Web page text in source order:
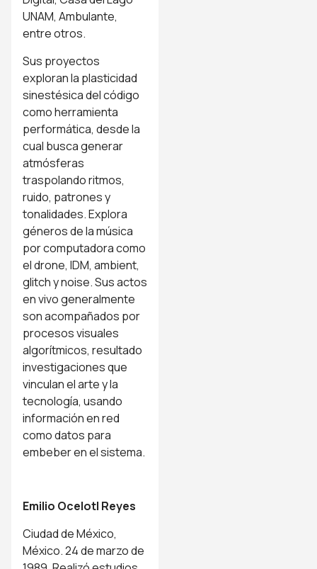
UNAM, Ambulante,
entre otros.
Sus proyectos
exploran la plasticidad
sinestésica del código
como herramienta
performática, desde la
cual busca generar
atmósferas
traspolando ritmos,
ruido, patrones y
tonalidades. Explora
géneros de la música
por computadora como
el drone, IDM, ambient,
glitch y noise. Sus actos
en vivo generalmente
son acompañados por
procesos visuales
algorítmicos, resultado
investigaciones que
vinculan el arte y la
tecnología, usando
información en red
como datos para
embeber en el sistema.
Emilio Ocelotl Reyes
Ciudad de México,
México. 24 de marzo de